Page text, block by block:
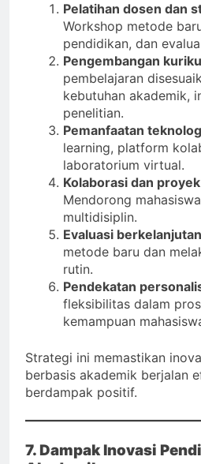
Pelatihan dosen dan
Workshop metode
pendidikan, dan
Pengembangan
pembelajaran
kebutuhan akademik,
penelitian.
Pemanfaatan
learning, platform
laboratorium virtual.
Kolaborasi dan
Mendorong
multidisiplin.
Evaluasi
metode baru dan
rutin.
Pendekatan
fleksibilitas dalam
kemampuan
Strategi ini memastikan
berbasis akademik berjalan
berdampak positif.
7. Dampak Inovasi